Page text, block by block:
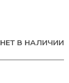
НЕТ В НАЛИЧИИ